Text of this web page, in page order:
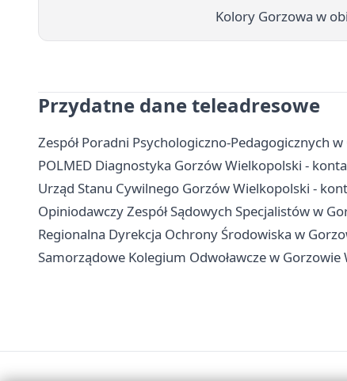
Kolory Gorzowa w
Przydatne dane teleadresowe
Zespół Poradni Psychologiczno-Pedagogicznych
POLMED Diagnostyka Gorzów Wielkopolski -
Urząd Stanu Cywilnego Gorzów Wielkopolski -
Opiniodawczy Zespół Sądowych Specjalistów w
Regionalna Dyrekcja Ochrony Środowiska w
Samorządowe Kolegium Odwoławcze w